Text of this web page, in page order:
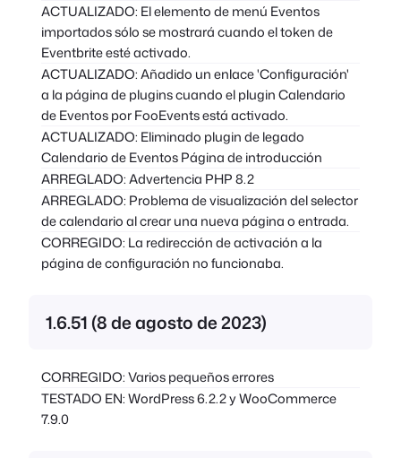
ACTUALIZADO: El elemento de menú Eventos
importados sólo se mostrará cuando el token de
Eventbrite esté activado.
ACTUALIZADO: Añadido un enlace 'Configuración'
a la página de plugins cuando el plugin Calendario
de Eventos por FooEvents está activado.
ACTUALIZADO: Eliminado plugin de legado
Calendario de Eventos Página de introducción
ARREGLADO: Advertencia PHP 8.2
ARREGLADO: Problema de visualización del selector
de calendario al crear una nueva página o entrada.
CORREGIDO: La redirección de activación a la
página de configuración no funcionaba.
1.6.51 (8 de agosto de 2023)
CORREGIDO: Varios pequeños errores
TESTADO EN: WordPress 6.2.2 y WooCommerce
7.9.0